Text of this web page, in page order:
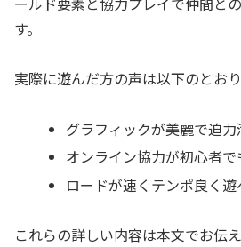
す。
実際に遊んだ方の声は以下のとおり
グラフィックが美麗で迫力
オンライン協力が初心者で
ロードが速くテンポ良く遊
これらの詳しい内容は本文でお伝え